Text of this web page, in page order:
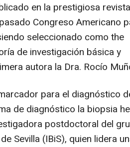
en la prestigiosa
Congreso Americano
seleccionado como the
de investigación básica y
autora la Dra. Rocío
para el diagnóstico
de diagnóstico la biopsia
postdoctoral del
Sevilla (IBiS), quien lidera